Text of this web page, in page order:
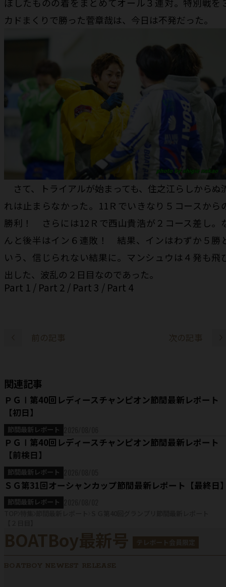
ぼしたものの着をまとめてオール３連対。特別戦を
カドまくりで勝った菅章哉は、今日は不発だった。
さて、トライアルが始まっても、住之江らしからぬ
れは止まらなかった。11Ｒでいきなり５コースから
勝利！ さらには12Ｒで西山貴浩が２コース差し。
んと後半はイン６連敗！ 結果、インはわずか５勝
いう、信じられない結果に。マンシュウは４発も飛
出した、波乱の２日目なのであった。
Part 1 / Part 2 / Part 3 / Part 4
前の記事 次の記事
関連記事
ＰＧⅠ第40回レディースチャンピオン節間最新レポート
【初日】
節間最新レポート
ＰＧⅠ第40回レディースチャンピオン節間最新レポート
【前検日】
節間最新レポート
ＳＧ第31回オーシャンカップ節間最新レポート【最終日
節間最新レポート
BOATBoy最新号
BOATBOY NEWEST RELEASE